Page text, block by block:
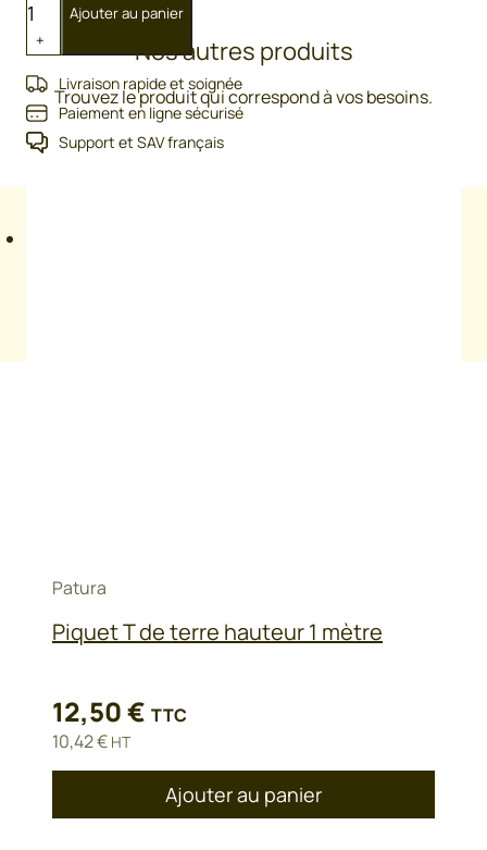
de
PIQUET
FIBRE
VERRE
1,15
M
+
Ajouter au panier
Livraison rapide et soignée
Paiement en ligne sécurisé
Support et SAV français
Nos autres produits
Trouvez le produit qui correspond à vos besoins.
Patura
Piquet T de terre hauteur 1 mètre
12,50€ TTC
10,42€ HT
Ajouter au panier